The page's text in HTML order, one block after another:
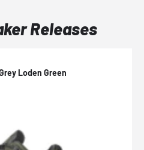
Releases
Loden Green